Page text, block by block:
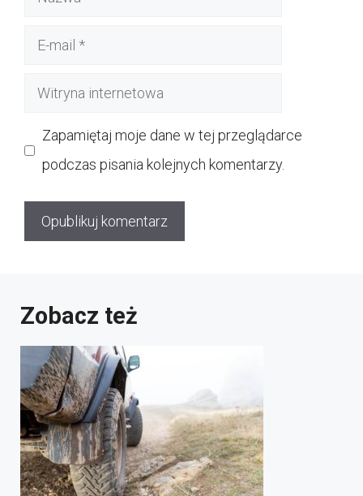
Witryna
Zapamiętaj moje dane w tej przeglądarce
podczas pisania kolejnych komentarzy.
Zobacz też